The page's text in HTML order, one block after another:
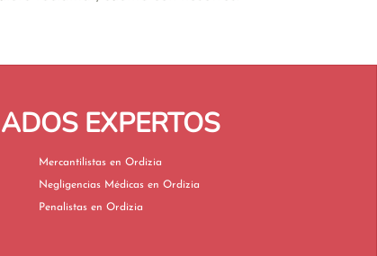
EXPERTOS
Mercantilistas en Ordizia
Negligencias Médicas en Ordizia
Penalistas en Ordizia